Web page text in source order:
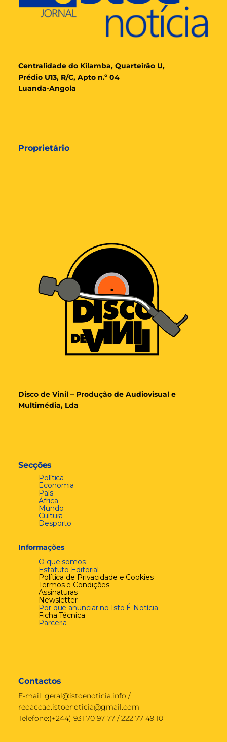
Centralidade do Kilamba, Quarteirão U,
Prédio U13, R/C, Apto n.º 04
Luanda-Angola
Proprietário
Disco de Vinil – Produção de Audiovisual e
Multimédia, Lda
Secções
Política
Economia
País
África
Mundo
Cultura
Desporto
Informações
O que somos
Estatuto Editorial
Política de Privacidade e Cookies
Termos e Condições
Assinaturas
Newsletter
Por que anunciar no Isto É Notícia
Ficha Técnica
Parceria
Contactos
E-mail: geral@istoenoticia.info /
redaccao.istoenoticia@gmail.com
Telefone:(+244) 931 70 97 77 / 222 77 49 10